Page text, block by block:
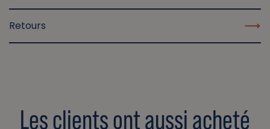
Retours
Les clients ont aussi acheté